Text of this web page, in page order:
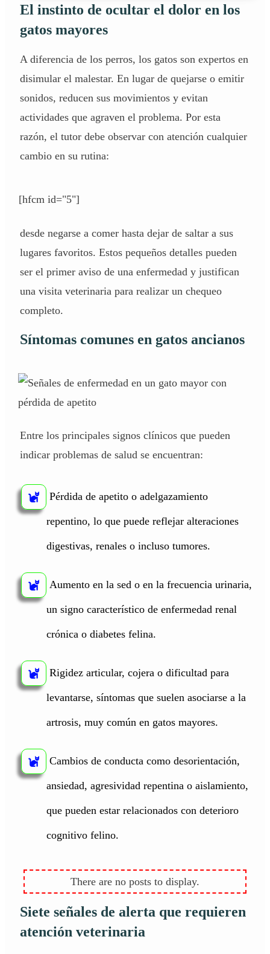
El instinto de ocultar el dolor en los
gatos mayores
A diferencia de los perros, los gatos son expertos en
disimular el malestar. En lugar de quejarse o emitir
sonidos, reducen sus movimientos y evitan
actividades que agraven el problema. Por esta
razón, el tutor debe observar con atención cualquier
cambio en su rutina:
[hfcm id="5"]
desde negarse a comer hasta dejar de saltar a sus
lugares favoritos. Estos pequeños detalles pueden
ser el primer aviso de una enfermedad y justifican
una visita veterinaria para realizar un chequeo
completo.
Síntomas comunes en gatos ancianos
Entre los principales signos clínicos que pueden
indicar problemas de salud se encuentran:
Pérdida de apetito o adelgazamiento
repentino, lo que puede reflejar alteraciones
digestivas, renales o incluso tumores.
Aumento en la sed o en la frecuencia urinaria,
un signo característico de enfermedad renal
crónica o diabetes felina.
Rigidez articular, cojera o dificultad para
levantarse, síntomas que suelen asociarse a la
artrosis, muy común en gatos mayores.
Cambios de conducta como desorientación,
ansiedad, agresividad repentina o aislamiento,
que pueden estar relacionados con deterioro
cognitivo felino.
Siete señales de alerta que requieren
atención veterinaria